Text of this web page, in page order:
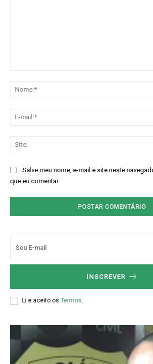
Salve meu nome, e-mail e site neste
que eu comentar.
INSCREVER
Li e aceito os Termos.